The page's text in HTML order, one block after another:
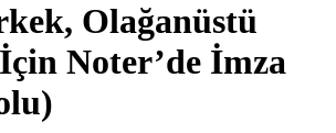
Olağanüstü
Noter’de İmza